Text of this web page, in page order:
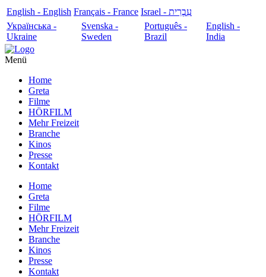
English - English Français - France
עִבְרִית - Israel
Українська -
Ukraine
Svenska -
Sweden
Português -
Brazil
English -
India
Menü
Home
Greta
Filme
HÖRFILM
Mehr Freizeit
Branche
Kinos
Presse
Kontakt
Home
Greta
Filme
HÖRFILM
Mehr Freizeit
Branche
Kinos
Presse
Kontakt